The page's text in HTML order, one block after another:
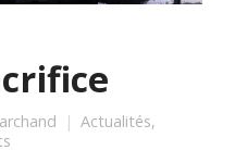
Actualités,